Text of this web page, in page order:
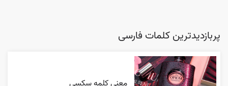
پربازدیدترین کلمات فارسی
معنی کلمه سکسی